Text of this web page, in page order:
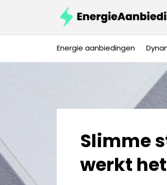
Energie aanbiedingen
Slimme
werkt